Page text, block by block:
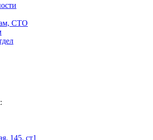
СТО
145, ст1